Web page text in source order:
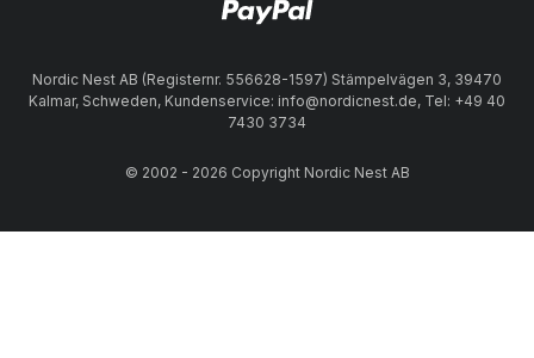
Nordic Nest AB (Registernr. 556628-1597) Stämpelvägen 3, 39470
Kalmar, Schweden, Kundenservice: info@nordicnest.de, Tel: +49 40
7430 3734
© 2002 - 2026 Copyright Nordic Nest AB